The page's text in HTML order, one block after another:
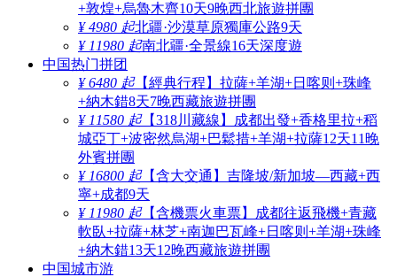
+敦煌+烏魯木齊10天9晚西北旅遊拼團
¥ 4980 起北疆·沙漠草原獨庫公路9天
¥ 11980 起南北疆·全景線16天深度遊
中国热门拼团
¥ 6480 起【經典行程】拉薩+羊湖+日喀则+珠峰
+納木錯8天7晚西藏旅遊拼團
¥ 11580 起【318川藏線】成都出發+香格里拉+稻
城亞丁+波密然烏湖+巴鬆措+羊湖+拉薩12天11晚
外賓拼團
¥ 16800 起【含大交通】吉隆坡/新加坡—西藏+西
寧+成都9天
¥ 11980 起【含機票火車票】成都往返飛機+青藏
軟臥+拉薩+林芝+南迦巴瓦峰+日喀则+羊湖+珠峰
+納木錯13天12晚西藏旅遊拼團
中国城市游